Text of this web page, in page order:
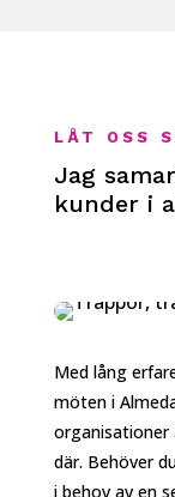
LÅT OSS
Jag
kunder i
Med lång
möten i
organisationer
där. Behöver
i behov av en